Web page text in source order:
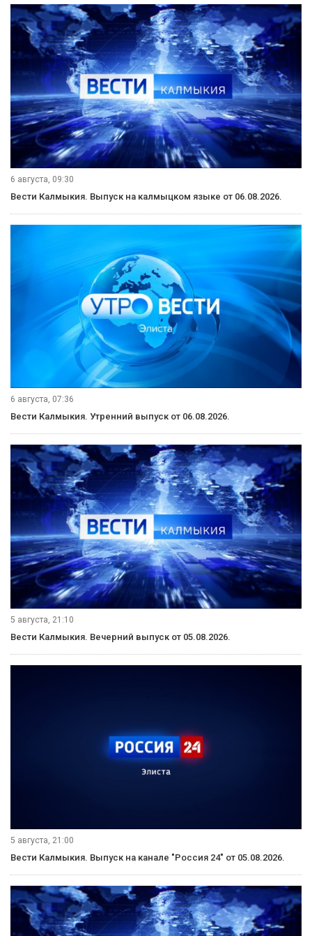
6 августа, 09:30
Вести Калмыкия. Выпуск на калмыцком языке от 06.08.2026.
6 августа, 07:36
Вести Калмыкия. Утренний выпуск от 06.08.2026.
5 августа, 21:10
Вести Калмыкия. Вечерний выпуск от 05.08.2026.
5 августа, 21:00
Вести Калмыкия. Выпуск на канале "Россия 24" от 05.08.2026.